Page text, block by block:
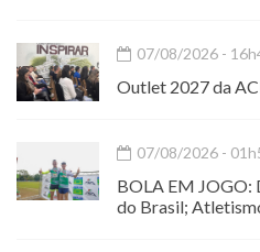
07/08/2026 -
Outlet 2027 da
07/08/2026 -
BOLA EM JOGO:
do Brasil;